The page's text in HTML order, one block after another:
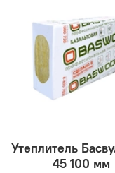
Утеплитель
45 100 мм